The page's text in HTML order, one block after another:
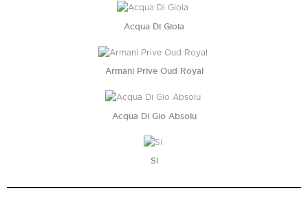
Acqua Di Gioia
Armani Prive Oud Royal
Acqua Di Gio Absolu
Si